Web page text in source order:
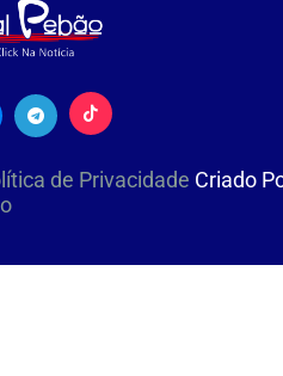
de Privacidade Criado